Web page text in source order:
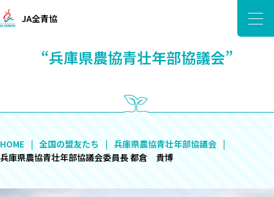
JA全青協
“兵庫県農協青壮年部協議会”
HOME 全国の盟友たち
兵庫県農協青壮年部協議会
兵庫県農協青壮年部協議会委員長 都倉 貴博